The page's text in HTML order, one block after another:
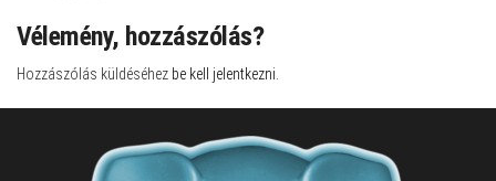
Vélemény, hozzászólás?
Hozzászólás küldéséhez be kell jelentkezni